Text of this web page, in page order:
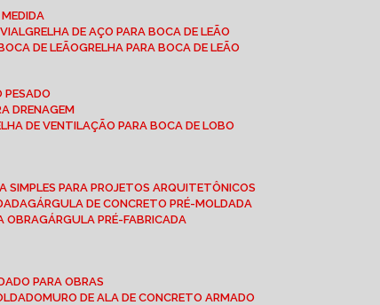
MEDIDA
GRELHA DE AÇO PARA BOCA DE LEÃO
DE LEÃO
GRELHA PARA BOCA DE LEÃO
PESADO
DRENAGEM
DE VENTILAÇÃO PARA BOCA DE LOBO
SIMPLES PARA PROJETOS ARQUITETÔNICOS
GÁRGULA DE CONCRETO PRÉ-MOLDADA
OBRA
GÁRGULA PRÉ-FABRICADA
PARA OBRAS
MURO DE ALA DE CONCRETO ARMADO